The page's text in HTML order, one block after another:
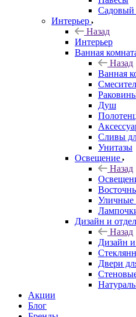
Садовый
Интерьер
Назад
Интерьер
Ванная
Назад
Ванная
Душ
Сливы
Унитазы
Освещение
Назад
Уличные
Дизайн и
Назад
Дизайн и
Двери
Акции
Блог